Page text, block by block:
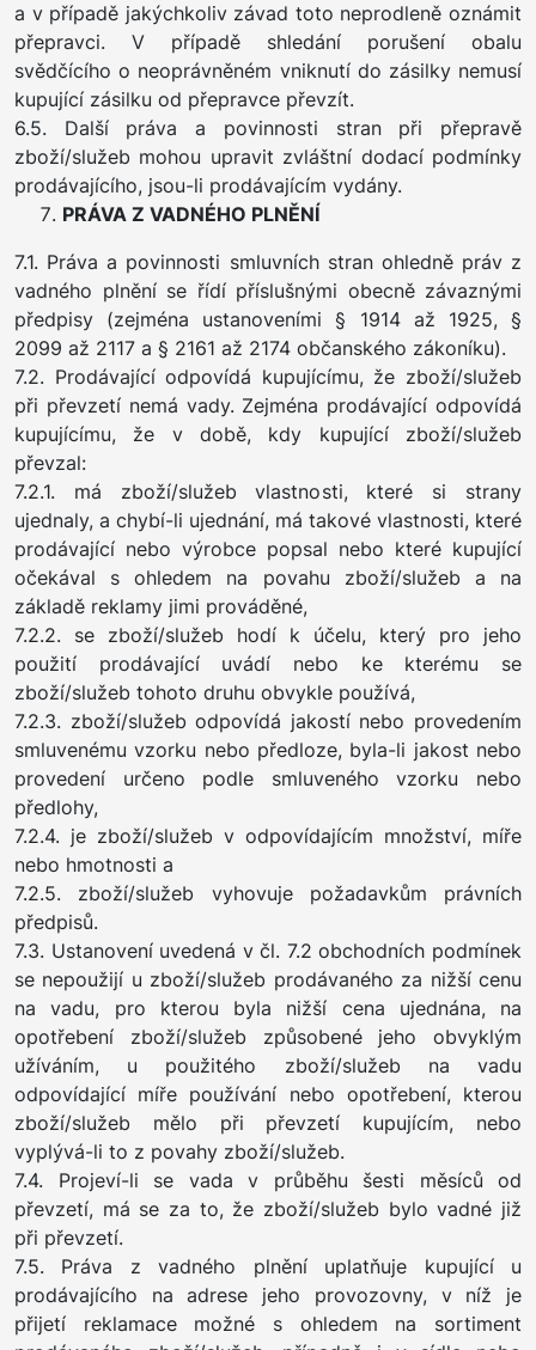
a v případě jakýchkoliv závad toto neprodleně oznámit
přepravci. V případě shledání porušení obalu
svědčícího o neoprávněném vniknutí do zásilky nemusí
kupující zásilku od přepravce převzít.
6.5. Další práva a povinnosti stran při přepravě
zboží/služeb mohou upravit zvláštní dodací podmínky
prodávajícího, jsou-li prodávajícím vydány.
PRÁVA Z VADNÉHO PLNĚNÍ
7.1. Práva a povinnosti smluvních stran ohledně práv z
vadného plnění se řídí příslušnými obecně závaznými
předpisy (zejména ustanoveními § 1914 až 1925, §
2099 až 2117 a § 2161 až 2174 občanského zákoníku).
7.2. Prodávající odpovídá kupujícímu, že zboží/služeb
při převzetí nemá vady. Zejména prodávající odpovídá
kupujícímu, že v době, kdy kupující zboží/služeb
převzal:
7.2.1. má zboží/služeb vlastnosti, které si strany
ujednaly, a chybí-li ujednání, má takové vlastnosti, které
prodávající nebo výrobce popsal nebo které kupující
očekával s ohledem na povahu zboží/služeb a na
základě reklamy jimi prováděné,
7.2.2. se zboží/služeb hodí k účelu, který pro jeho
použití prodávající uvádí nebo ke kterému se
zboží/služeb tohoto druhu obvykle používá,
7.2.3. zboží/služeb odpovídá jakostí nebo provedením
smluvenému vzorku nebo předloze, byla-li jakost nebo
provedení určeno podle smluveného vzorku nebo
předlohy,
7.2.4. je zboží/služeb v odpovídajícím množství, míře
nebo hmotnosti a
7.2.5. zboží/služeb vyhovuje požadavkům právních
předpisů.
7.3. Ustanovení uvedená v čl. 7.2 obchodních podmínek
se nepoužijí u zboží/služeb prodávaného za nižší cenu
na vadu, pro kterou byla nižší cena ujednána, na
opotřebení zboží/služeb způsobené jeho obvyklým
užíváním, u použitého zboží/služeb na vadu
odpovídající míře používání nebo opotřebení, kterou
zboží/služeb mělo při převzetí kupujícím, nebo
vyplývá-li to z povahy zboží/služeb.
7.4. Projeví-li se vada v průběhu šesti měsíců od
převzetí, má se za to, že zboží/služeb bylo vadné již
při převzetí.
7.5. Práva z vadného plnění uplatňuje kupující u
prodávajícího na adrese jeho provozovny, v níž je
přijetí reklamace možné s ohledem na sortiment